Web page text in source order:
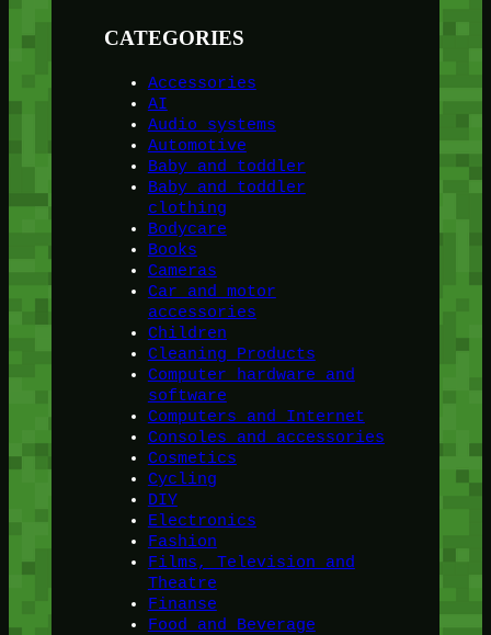
CATEGORIES
Accessories
AI
Audio systems
Automotive
Baby and toddler
Baby and toddler
clothing
Bodycare
Books
Cameras
Car and motor
accessories
Children
Cleaning Products
Computer hardware and
software
Computers and Internet
Consoles and accessories
Cosmetics
Cycling
DIY
Electronics
Fashion
Films, Television and
Theatre
Finanse
Food and Beverage